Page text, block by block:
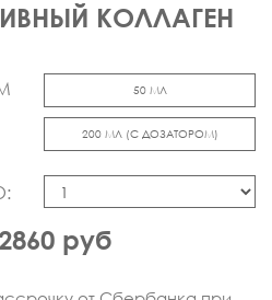
КОЛЛАГЕН
50 МЛ
200 МЛ (С ДОЗАТОРОМ)
руб